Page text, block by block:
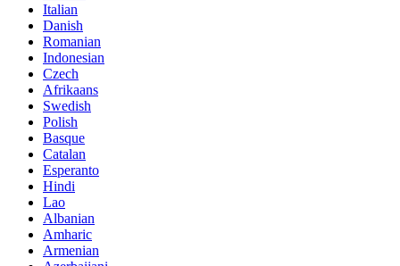
Italian
Danish
Romanian
Indonesian
Czech
Afrikaans
Swedish
Polish
Basque
Catalan
Esperanto
Hindi
Lao
Albanian
Amharic
Armenian